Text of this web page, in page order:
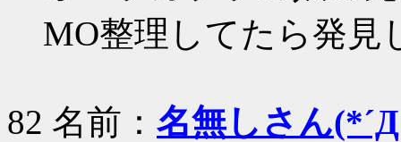
MO整理してたら発見
82 名前： 名無しさん